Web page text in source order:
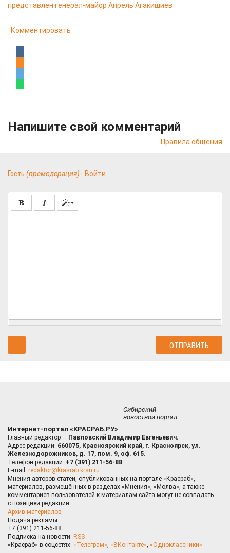
представлен генерал-майор Апрель Агакишиев
Комментировать
Напишите свой комментарий
Правила общения
Гость (премодерация) Войти
Сибирский
новостной портал
Интернет-портал «КРАСРАБ.РУ»
Главный редактор — Павловский Владимир Евгеньевич.
Адрес редакции: 660075, Красноярский край, г. Красноярск, ул.
Железнодорожников, д. 17, пом. 9, оф. 615.
Телефон редакции: +7 (391) 211-56-88
E-mail: redaktor@krasrab.krsn.ru
Мнения авторов статей, опубликованных на портале «Красраб»,
материалов, размещённых в разделах «Мнения», «Молва», а также
комментариев пользователей к материалам сайта могут не совпадать
с позицией редакции.
Архив материалов
Подача рекламы:
+7 (391) 211-56-88
Подписка на новости: RSS
«Красраб» в соцсетях: «Телеграм», «ВКонтакте», «Одноклассники»